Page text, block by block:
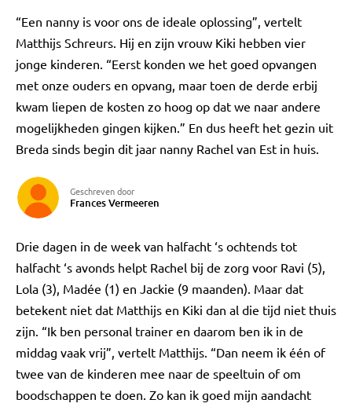
“Een nanny is voor ons de ideale oplossing”, vertelt
Matthijs Schreurs. Hij en zijn vrouw Kiki hebben vier
jonge kinderen. “Eerst konden we het goed opvangen
met onze ouders en opvang, maar toen de derde erbij
kwam liepen de kosten zo hoog op dat we naar andere
mogelijkheden gingen kijken.” En dus heeft het gezin uit
Breda sinds begin dit jaar nanny Rachel van Est in huis.
Geschreven door
Frances Vermeeren
Drie dagen in de week van halfacht ‘s ochtends tot
halfacht ‘s avonds helpt Rachel bij de zorg voor Ravi (5),
Lola (3), Madée (1) en Jackie (9 maanden). Maar dat
betekent niet dat Matthijs en Kiki dan al die tijd niet thuis
zijn. “Ik ben personal trainer en daarom ben ik in de
middag vaak vrij”, vertelt Matthijs. “Dan neem ik één of
twee van de kinderen mee naar de speeltuin of om
boodschappen te doen. Zo kan ik goed mijn aandacht